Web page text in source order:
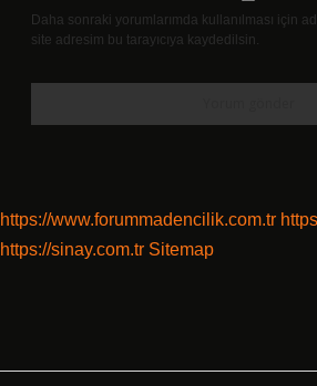
Daha sonraki yorumlarımda kullanılması için
site adresim bu tarayıcıya kaydedilsin.
https://www.forummadencilik.com.tr
https://sinay.com.tr Sitemap